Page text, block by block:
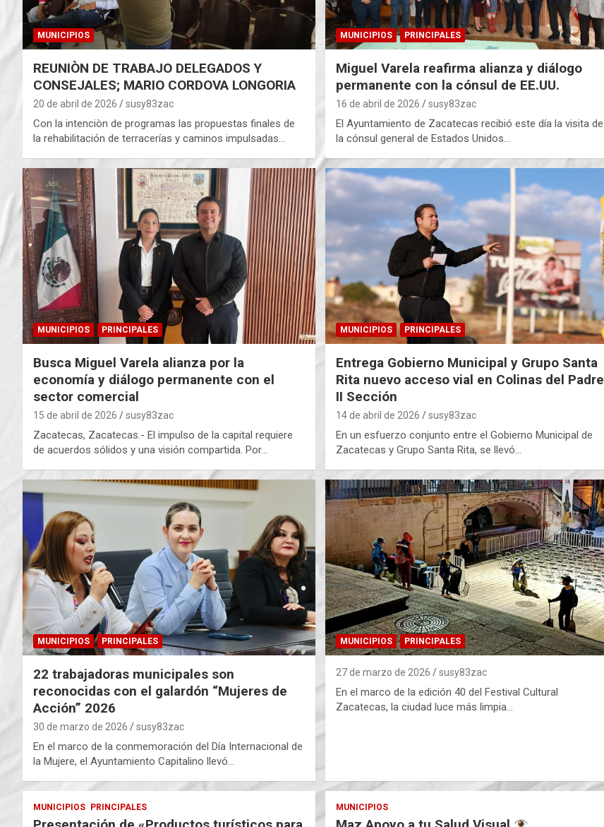
MUNICIPIOS
REUNIÒN DE TRABAJO DELEGADOS Y
CONSEJALES; MARIO CORDOVA LONGORIA
20 de abril de 2026 susy83zac
Con la intenciòn de programas las propuestas finales de
la rehabilitación de terracerías y caminos impulsadas…
MUNICIPIOS PRINCIPALES
Miguel Varela reafirma alianza y diálogo
permanente con la cónsul de EE.UU.
16 de abril de 2026 susy83zac
El Ayuntamiento de Zacatecas recibió este día la visita de
la cónsul general de Estados Unidos…
MUNICIPIOS PRINCIPALES
Busca Miguel Varela alianza por la
economía y diálogo permanente con el
sector comercial
15 de abril de 2026 susy83zac
Zacatecas, Zacatecas.- El impulso de la capital requiere
de acuerdos sólidos y una visión compartida. Por…
MUNICIPIOS PRINCIPALES
Entrega Gobierno Municipal y Grupo Santa
Rita nuevo acceso vial en Colinas del Padre
II Sección
14 de abril de 2026 susy83zac
En un esfuerzo conjunto entre el Gobierno Municipal de
Zacatecas y Grupo Santa Rita, se llevó…
MUNICIPIOS PRINCIPALES
22 trabajadoras municipales son
reconocidas con el galardón “Mujeres de
Acción” 2026
30 de marzo de 2026 susy83zac
En el marco de la conmemoración del Día Internacional de
la Mujere, el Ayuntamiento Capitalino llevó…
MUNICIPIOS PRINCIPALES
27 de marzo de 2026 susy83zac
En el marco de la edición 40 del Festival Cultural
Zacatecas, la ciudad luce más limpia…
MUNICIPIOS PRINCIPALES MUNICIPIOS